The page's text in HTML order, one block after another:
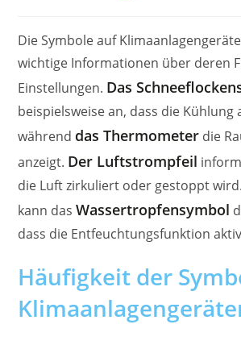
Die Symbole auf
wichtige Informationen über deren
Einstellungen. Das
beispielsweise an, dass die Kühlung
während das Thermometer die
anzeigt. Der Luftstrompfeil
die Luft zirkuliert oder gestoppt
kann dasWassertropfensymbol
dass die Entfeuchtungsfunktion
Häufigkeit der